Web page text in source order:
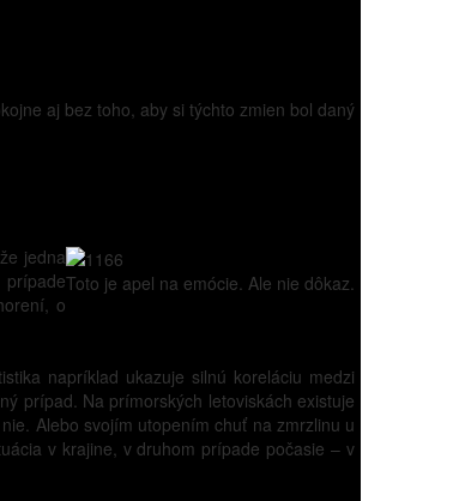
aj bez toho, aby si týchto zmien bol daný
Toto je apel na emócie. Ale nie dôkaz.
jedna
o
napríklad ukazuje silnú koreláciu medzi
prípad. Na prímorských letoviskách existuje
Alebo svojím utopením chuť na zmrzlinu u
v krajine, v druhom prípade počasie – v